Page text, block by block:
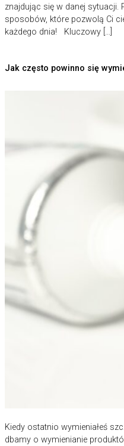
znajdując się w danej sytuacji.
sposobów, które pozwolą Ci
każdego dnia! Kluczowy […]
Jak często powinno się
Kiedy ostatnio wymieniałeś
dbamy o wymienianie